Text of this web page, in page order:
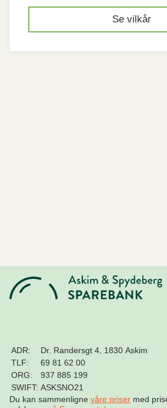
Se vilkår
ADR:
Dr. Randersgt 4, 1830 Askim
TLF:
69 81 62 00
ORG:
937 885 199
SWIFT: ASKSNO21
Du kan sammenligne våre priser med